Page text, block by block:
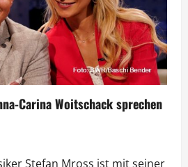
Carina Woitschack sprechen
Stefan Mross ist mit seiner